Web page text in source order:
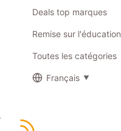
Deals top marques
Remise sur l'éducation
Toutes les catégories
Français